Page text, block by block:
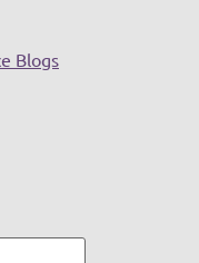
Blogs